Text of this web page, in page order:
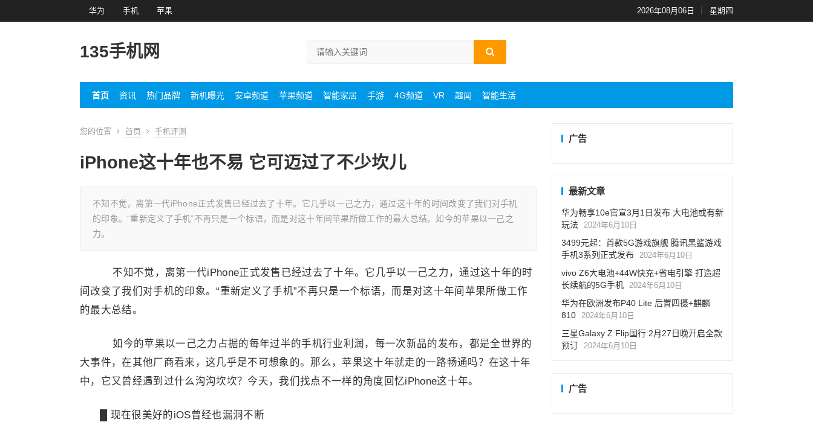
华为 手机 苹果 2026年08月06日 星期四
135手机网
首页 资讯 热门品牌 新机曝光 安卓频道 苹果频道 智能家居 手游 4G频道 VR 趣闻 智能生活
您的位置 首页 手机评测
iPhone这十年也不易 它可迈过了不少坎儿
不知不觉，离第一代iPhone正式发售已经过去了十年。它几乎以一己之力，通过这十年的时间改变了我们对手机
的印象。“重新定义了手机”不再只是一个标语，而是对这十年间苹果所做工作的最大总结。如今的苹果以一己之
力。
不知不觉，离第一代iPhone正式发售已经过去了十年。它几乎以一己之力，通过这十年的时
间改变了我们对手机的印象。“重新定义了手机”不再只是一个标语，而是对这十年间苹果所做工作
的最大总结。
如今的苹果以一己之力占据的每年过半的手机行业利润，每一次新品的发布，都是全世界的
大事件，在其他厂商看来，这几乎是不可想象的。那么，苹果这十年就走的一路畅通吗？在这十年
中，它又曾经遇到过什么沟沟坎坎？今天，我们找点不一样的角度回忆iPhone这十年。
█ 现在很美好的iOS曾经也漏洞不断
广告
最新文章
华为畅享10e官宣3月1日发布 大电池或有新
玩法 2024年6月10日
3499元起：首款5G游戏旗舰 腾讯黑鲨游戏
手机3系列正式发布 2024年6月10日
vivo Z6大电池+44W快充+省电引擎 打造超
长续航的5G手机 2024年6月10日
华为在欧洲发布P40 Lite 后置四摄+麒麟
810 2024年6月10日
三星Galaxy Z Flip国行 2月27日晚开启全款
预订 2024年6月10日
广告